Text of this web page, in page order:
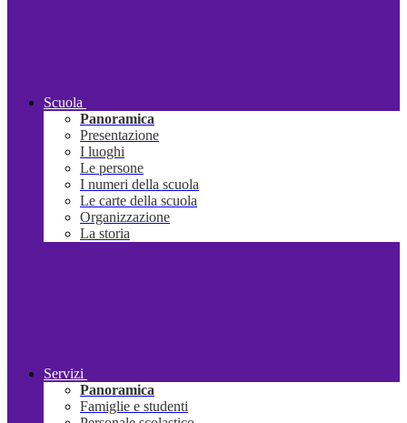
Scuola
Panoramica
Presentazione
I luoghi
Le persone
I numeri della scuola
Le carte della scuola
Organizzazione
La storia
Servizi
Panoramica
Famiglie e studenti